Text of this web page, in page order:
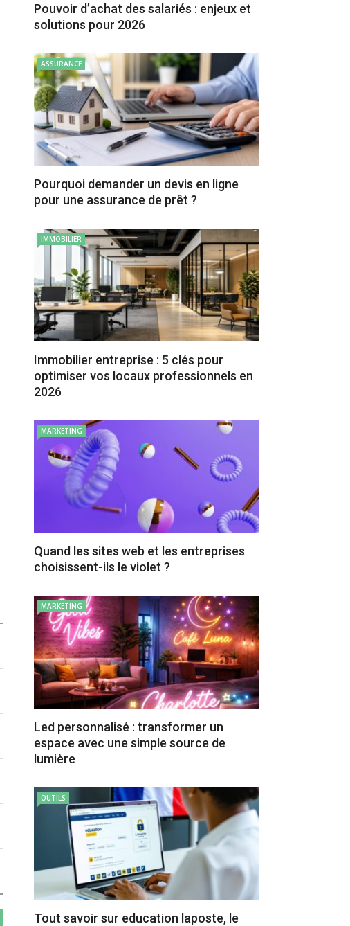
Pouvoir d’achat des salariés : enjeux et
solutions pour 2026
ASSURANCE
Pourquoi demander un devis en ligne
pour une assurance de prêt ?
IMMOBILIER
Immobilier entreprise : 5 clés pour
optimiser vos locaux professionnels en
2026
MARKETING
Quand les sites web et les entreprises
choisissent-ils le violet ?
MARKETING
Led personnalisé : transformer un
espace avec une simple source de
lumière
OUTILS
Tout savoir sur education laposte, le